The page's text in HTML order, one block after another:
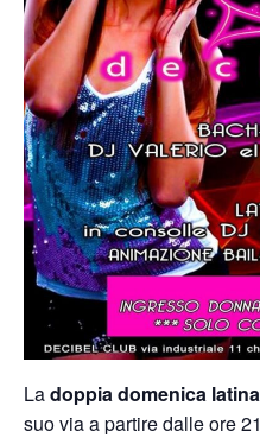
Ladoppia domenica latina
suo via a partire dalle ore